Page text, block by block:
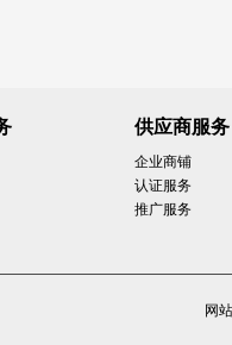
供应商服务
企业商铺
认证服务
推广服务
网